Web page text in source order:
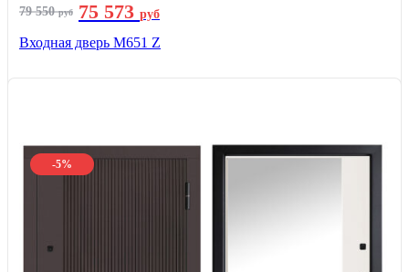
79 550руб 75 573 руб
Входная дверь М651 Z
-5%